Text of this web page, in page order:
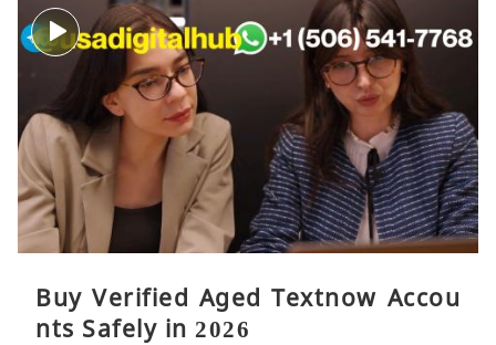
Buy Verified Aged Textnow Accou
nts Safely in 2026